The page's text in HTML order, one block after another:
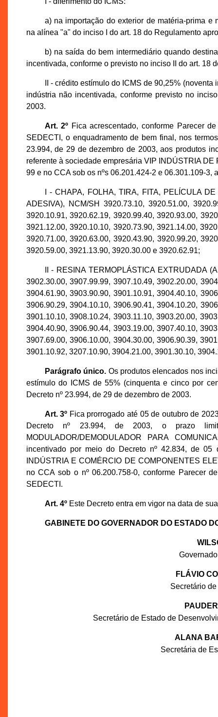
a) na importação do exterior de matéria-prima
na alínea "a" do inciso I do art. 18 do Regulamento
b) na saída do bem intermediário quando
incentivada, conforme o previsto no inciso II do art. 18
II - crédito estímulo do ICMS de 90,25%
indústria não incentivada, conforme previsto no
2003.
Art. 2º Fica acrescentado, conforme Parecer
SEDECTI, o enquadramento de bem final, nos
23.994, de 29 de dezembro de 2003, aos produtos
referente à sociedade empresária VIP INDÚSTRIA
99 e no CCA sob os nºs 06.201.424-2 e 06.301.109-3,
I - CHAPA, FOLHA, TIRA, FITA, PELÍCULA
ADESIVA), NCM/SH 3920.73.10, 3920.51.00,
3920.10.91, 3920.62.19, 3920.99.40, 3920.93.00,
3921.12.00, 3920.10.10, 3920.73.90, 3921.14.00,
3920.71.00, 3920.63.00, 3920.43.90, 3920.99.20,
3920.59.00, 3921.13.90, 3920.30.00 e 3920.62.91;
II - RESINA TERMOPLÁSTICA EXTRUDADA
3902.30.00, 3907.99.99, 3907.10.49, 3902.20.00,
3904.61.90, 3903.90.90, 3901.10.91, 3904.40.10,
3906.90.29, 3904.10.10, 3906.90.41, 3904.10.20,
3901.10.10, 3908.10.24, 3903.11.10, 3903.20.00,
3904.40.90, 3906.90.44, 3903.19.00, 3907.40.10,
3907.69.00, 3906.10.00, 3904.30.00, 3906.90.39,
3901.10.92, 3207.10.90, 3904.21.00, 3901.30.10,
Parágrafo único. Os produtos elencados nos
estímulo do ICMS de 55% (cinquenta e cinco por
Decreto nº 23.994, de 29 de dezembro de 2003.
Art. 3º Fica prorrogado até 05 de outubro de
Decreto nº 23.994, de 2003, o prazo
MODULADOR/DEMODULADOR PARA
incentivado por meio do Decreto nº 42.834, de 05
INDÚSTRIA E COMÉRCIO DE COMPONENTES
no CCA sob o nº 06.200.758-0, conforme Parecer
SEDECTI.
Art. 4ºEste Decreto entra em vigor na data de
GABINETE DO GOVERNADOR DO ESTADO
FLÁVIO
Secretário
Secretário de Estado de
ALANA
Secretária de